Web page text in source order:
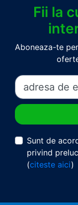
Fii la
Aboneaza-te
Sunt de
privind
(citeste aici)